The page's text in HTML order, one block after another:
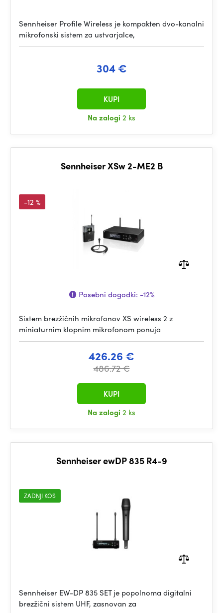
Sennheiser Profile Wireless je kompakten dvo-kanalni
mikrofonski sistem za ustvarjalce,
304 €
Na zalogi 2 ks
KUPI
Sennheiser XSw 2-ME2 B
-12 %
Posebni dogodki: -12%
Sistem brezžičnih mikrofonov XS wireless 2 z
miniaturnim klopnim mikrofonom ponuja
426.26 €
486.72 €
Na zalogi 2 ks
KUPI
Sennheiser ewDP 835 R4-9
ZADNJI KOS
Sennheiser EW-DP 835 SET je popolnoma digitalni
brezžični sistem UHF, zasnovan za